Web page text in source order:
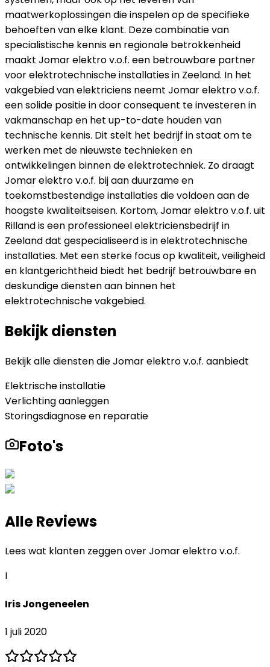
maatwerkoplossingen die inspelen op de specifieke
behoeften van elke klant. Deze combinatie van
specialistische kennis en regionale betrokkenheid
maakt Jomar elektro v.o.f. een betrouwbare partner
voor elektrotechnische installaties in Zeeland. In het
vakgebied van elektriciens neemt Jomar elektro v.o.f.
een solide positie in door consequent te investeren in
vakmanschap en het up-to-date houden van
technische kennis. Dit stelt het bedrijf in staat om te
werken met de nieuwste technieken en
ontwikkelingen binnen de elektrotechniek. Zo draagt
Jomar elektro v.o.f. bij aan duurzame en
toekomstbestendige installaties die voldoen aan de
hoogste kwaliteitseisen. Kortom, Jomar elektro v.o.f. uit
Rilland is een professioneel elektriciensbedrijf in
Zeeland dat gespecialiseerd is in elektrotechnische
installaties. Met een sterke focus op kwaliteit, veiligheid
en klantgerichtheid biedt het bedrijf betrouwbare en
deskundige diensten aan binnen het
elektrotechnische vakgebied.
Bekijk diensten
Bekijk alle diensten dieJomar elektro v.o.f. aanbiedt
Elektrische installatie
Verlichting aanleggen
Storingsdiagnose en reparatie
Foto's
Alle Reviews
Lees wat klanten zeggen overJomar elektro v.o.f.
I
Iris Jongeneelen
1 juli 2020